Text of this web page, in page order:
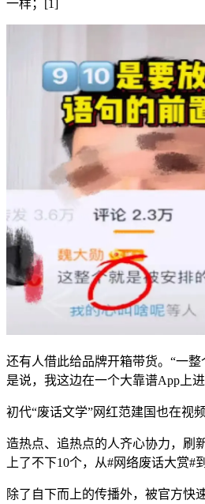
一样；[1]
还有人借此给品牌开箱带货。“一
是说，我这边在一个大靠谱App上
初代“废话文学”网红范建国也在视
造热点、追热点的人齐心协力，刷
上了不下10个，从#网络废话大赏
除了自下而上的传播外，被官方快